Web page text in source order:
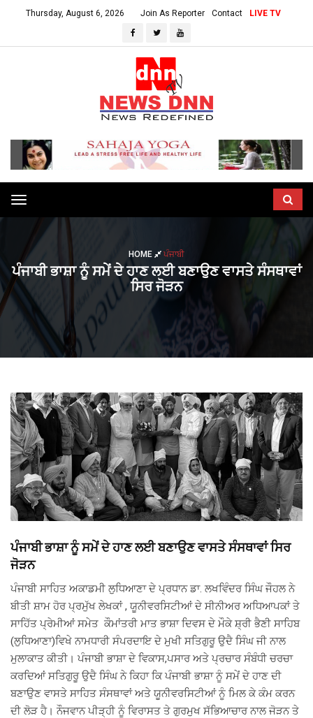
Thursday, August 6, 2026 Join As Reporter Contact LIVE TV
Toggle
navigation
HOME ਪੰਜਾਬੀ
ਪੰਜਾਬੀ ਭਾਸ਼ਾ ਨੂੰ ਸਮੇਂ ਦੇ ਹਾਣ ਲਈ ਬਣਾਉਣ ਵਾਸਤੇ ਸੰਸਥਾਵਾਂ
ਸਿਰ ਜੋੜਨ
ਪੰਜਾਬੀ ਭਾਸ਼ਾ ਨੂੰ ਸਮੇਂ ਦੇ ਹਾਣ ਲਈ ਬਣਾਉਣ ਵਾਸਤੇ ਸੰਸਥਾਵਾਂ ਸਿਰ
ਜੋੜਨ
ਪੰਜਾਬੀ ਸਾਹਿਤ ਅਕਾਡਮੀ ਲੁਧਿਆਣਾ ਦੇ ਪ੍ਰਧਾਨ ਡਾ. ਲਖਵਿੰਦਰ ਸਿੰਘ ਜੌਹਲ ਨੇ
ਬੀਤੀ ਸ਼ਾਮ ਹੋਰ ਪ੍ਰਮੁੱਖ ਲੇਖਕਾਂ , ਯੂਨੀਵਰਸਿਟੀਆਂ ਦੇ ਸੀਨੀਅਰ ਅਧਿਆਪਕਾਂ ਤੇ
ਸਾਹਿੱਤ ਪ੍ਰੇਮੀਆਂ ਸਮੇਤ ਕੌਮਾਂਤਰੀ ਮਾਤ ਭਾਸ਼ਾ ਦਿਵਸ ਦੇ ਮੌਕੇ ਸ਼੍ਰੀ ਭੈਣੀ ਸਾਹਿਬ
(ਲੁਧਿਆਣਾ)ਵਿਖੇ ਨਾਮਧਾਰੀ ਸੰਪਰਦਾਇ ਦੇ ਮੁਖੀ ਸਤਿਗੁਰੂ ਉਦੈ ਸਿੰਘ ਜੀ ਨਾਲ
ਮੁਲਾਕਾਤ ਕੀਤੀ। ਪੰਜਾਬੀ ਭਾਸ਼ਾ ਦੇ ਵਿਕਾਸ,ਪਸਾਰ ਅਤੇ ਪ੍ਰਚਾਰ ਸੰਬੰਧੀ ਚਰਚਾ
ਕਰਦਿਆਂ ਸਤਿਗੁਰੂ ਉਦੈ ਸਿੰਘ ਨੇ ਕਿਹਾ ਕਿ ਪੰਜਾਬੀ ਭਾਸ਼ਾ ਨੂੰ ਸਮੇਂ ਦੇ ਹਾਣ ਦੀ
ਬਣਾਉਣ ਵਾਸਤੇ ਸਾਹਿਤ ਸੰਸਥਾਵਾਂ ਅਤੇ ਯੂਨੀਵਰਸਿਟੀਆਂ ਨੂੰ ਮਿਲ ਕੇ ਕੰਮ ਕਰਨ
ਦੀ ਲੋੜ ਹੈ। ਨੌਜਵਾਨ ਪੀੜ੍ਹੀ ਨੂੰ ਵਿਰਾਸਤ ਤੇ ਗੁਰਮੁਖ ਸੱਭਿਆਚਾਰ ਨਾਲ ਜੋੜਨ ਤੇ